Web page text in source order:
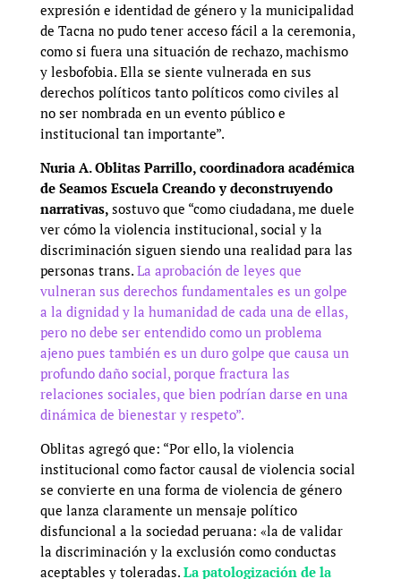
expresión e identidad de género y la municipalidad
de Tacna no pudo tener acceso fácil a la ceremonia,
como si fuera una situación de rechazo, machismo
y lesbofobia. Ella se siente vulnerada en sus
derechos políticos tanto políticos como civiles al
no ser nombrada en un evento público e
institucional tan importante”.
Nuria A. Oblitas Parrillo, coordinadora académica
de Seamos Escuela Creando y deconstruyendo
narrativas, sostuvo que “como ciudadana, me duele
ver cómo la violencia institucional, social y la
discriminación siguen siendo una realidad para las
personas trans. La aprobación de leyes que
vulneran sus derechos fundamentales es un golpe
a la dignidad y la humanidad de cada una de ellas,
pero no debe ser entendido como un problema
ajeno pues también es un duro golpe que causa un
profundo daño social, porque fractura las
relaciones sociales, que bien podrían darse en una
dinámica de bienestar y respeto”.
Oblitas agregó que: “Por ello, la violencia
institucional como factor causal de violencia social
se convierte en una forma de violencia de género
que lanza claramente un mensaje político
disfuncional a la sociedad peruana: «la de validar
la discriminación y la exclusión como conductas
aceptables y toleradas. La patologización de la